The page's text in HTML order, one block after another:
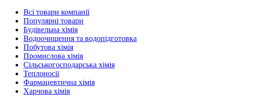
Всі товари компанії
Популярні товари
Будівельна хімія
Водоочищення та водопідготовка
Побутова хімія
Промислова хімія
Сільськогосподарська хімія
Теплоносії
Фармацевтична хімія
Харчова хімія